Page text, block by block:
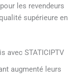
les revendeurs
supérieure en
avec STATICIPTV
augmenté leurs